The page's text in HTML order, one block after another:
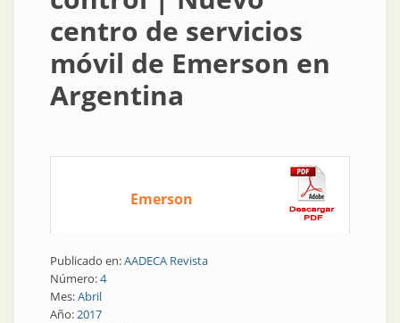
centro de servicios
móvil de Emerson en
Argentina
Emerson
Publicado en:AADECA Revista
Número:4
Mes:Abril
Año:2017